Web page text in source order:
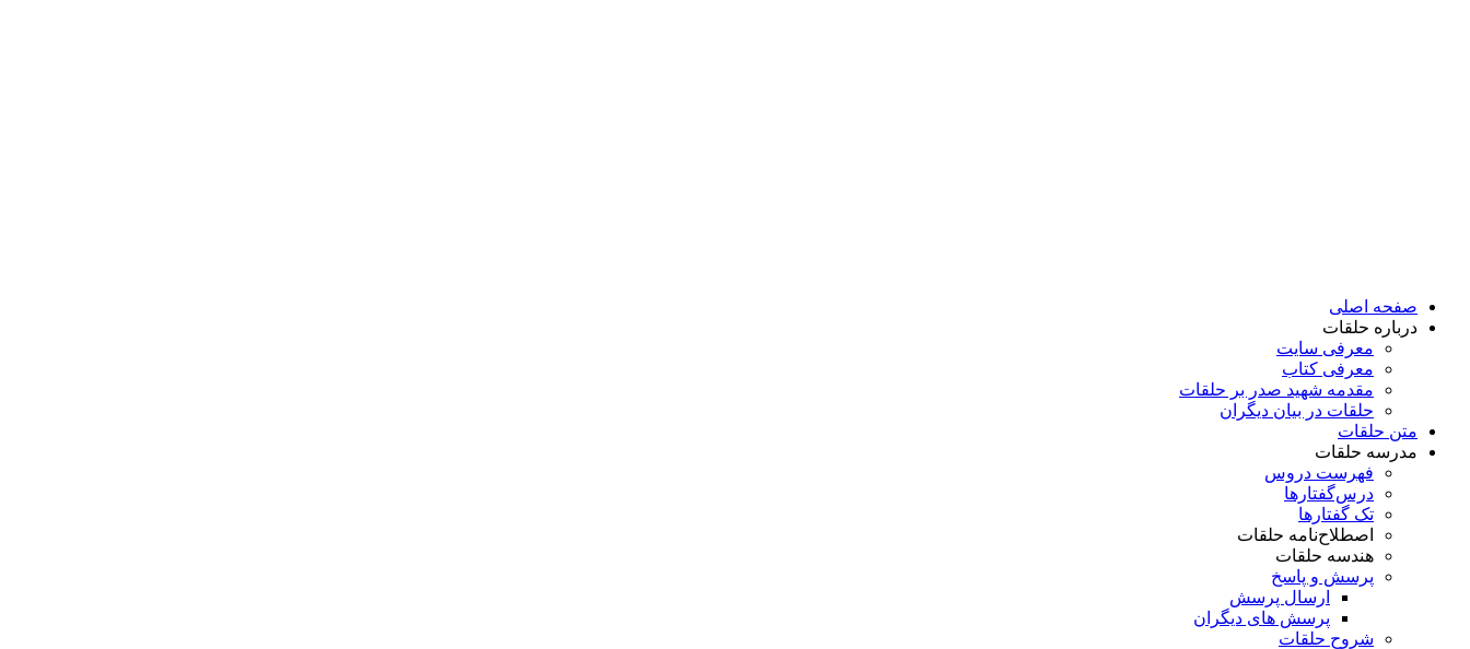
صفحه اصلی
درباره حلقات
معرفی سایت
معرفی کتاب
مقدمه شهید صدر بر حلقات
حلقات در بیان دیگران
متن حلقات
مدرسه حلقات
فهرست دروس
درس‌گفتار‌ها
تک گفتارها
اصطلاح‌نامه حلقات
هندسه حلقات
پرسش و پاسخ
ارسال پرسش
پرسش های دیگران
شروح حلقات